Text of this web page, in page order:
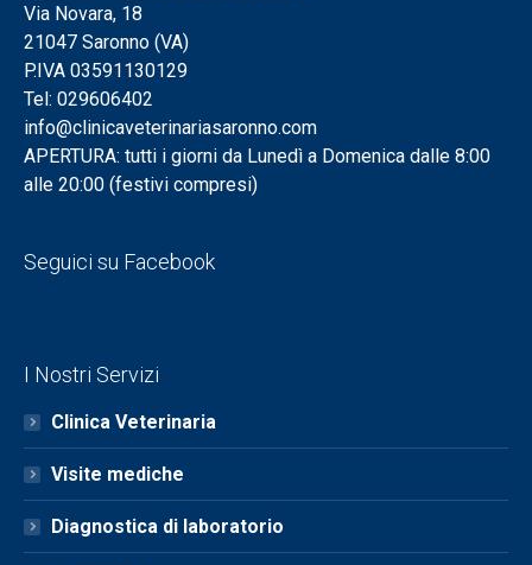
Via Novara, 18
21047 Saronno (VA)
P.IVA 03591130129
Tel: 029606402
info@clinicaveterinariasaronno.com
APERTURA: tutti i giorni da Lunedì a Domenica dalle 8:00
alle 20:00 (festivi compresi)
Seguici su Facebook
I Nostri Servizi
Clinica Veterinaria
Visite mediche
Diagnostica di laboratorio